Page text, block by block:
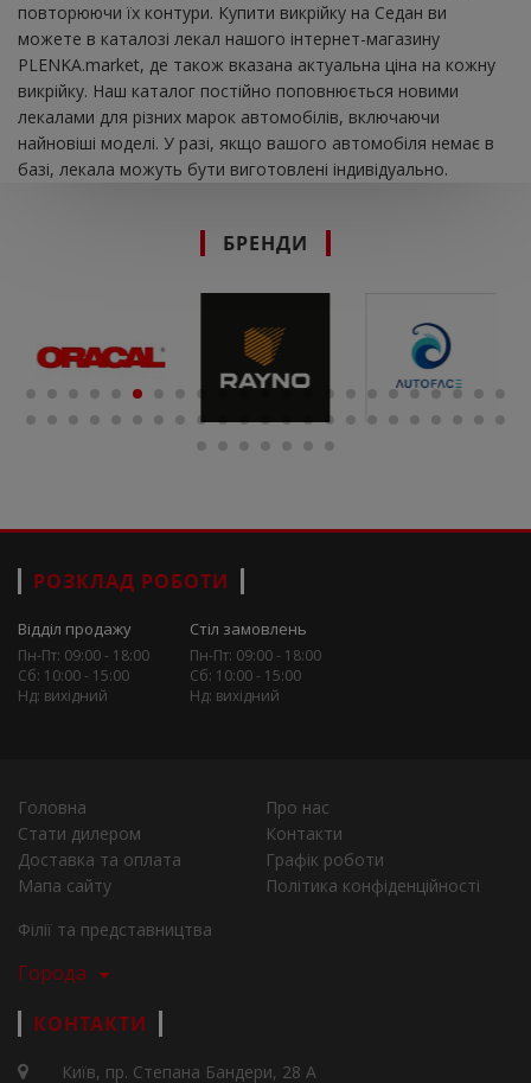
повторюючи їх контури. Купити викрійку на Седан ви
можете в каталозі лекал нашого інтернет-магазину
PLENKA.market, де також вказана актуальна ціна на кожну
викрійку. Наш каталог постійно поповнюється новими
лекалами для різних марок автомобілів, включаючи
найновіші моделі. У разі, якщо вашого автомобіля немає в
базі, лекала можуть бути виготовлені індивідуально.
БРЕНДИ
РОЗКЛАД РОБОТИ
Відділ продажу
Пн-Пт: 09:00 - 18:00
Сб: 10:00 - 15:00
Нд: вихідний
Стіл замовлень
Пн-Пт: 09:00 - 18:00
Сб: 10:00 - 15:00
Нд: вихідний
Головна
Про нас
Стати дилером
Контакти
Доставка та оплата
Графік роботи
Мапа сайту
Політика конфіденційності
Філії та представництва
Города
КОНТАКТИ
Київ, пр. Степана Бандери, 28 А